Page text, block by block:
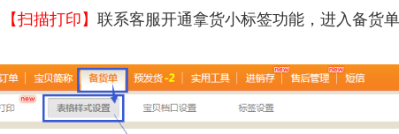
【扫描打印】 联系客服开通拿货小标签功能，进入备货